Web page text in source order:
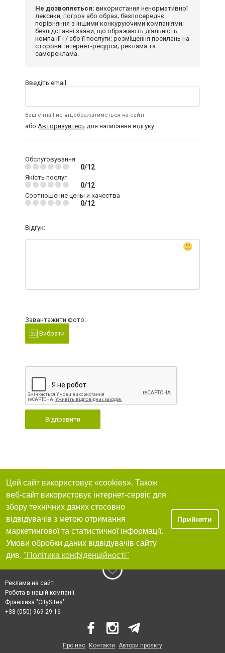
Не дозволяється: використання ненормативної
лексики, погроз або образ; безпосереднє
порівняння з іншими конкуруючими компаніями;
безпідставні заяви, що ображають діяльність
компанії і / або її послуги; розміщення посилань на
сторонні інтернет-ресурси; реклама та
самореклама.
Введіть email:
Ваш e-mail не відображатиметься на сайті
або Авторизуйтесь для написання відгуку
Обслуговування
0/12
Якість послуг
0/12
Соотношение цены и качества
0/12
Відгук:
Завантажити фото:
Вибрати
Відправити
Цей сайт використовує «cookies». Також
веб-сайт використовує інтернет-сервіс для
збору технічних даних стосовно
відвідувачів з метою отримання
маркетингової та статистичної інформації.
Умови обробки даних відвідувачів сайту
див. "Політика конфіденційності"
Прийняти
Реклама на сайті
Робота в нашій компанії
Франшиза "CitySites"
+38 (050) 969-29-16
Про нас Контакти Автори проєкту